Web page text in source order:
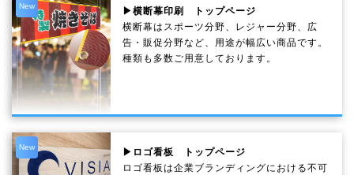
New
▶横断幕印刷 トップページ
横断幕はスポーツ分野、レジャー分野、広
告・販促分野など、用途が幅広い商品です。
種類も多数ご用意しております。
New
▶ロゴ看板 トップページ
ロゴ看板は企業ブランディングにおける不可